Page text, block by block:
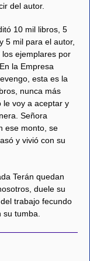
del autor.
10 mil libros, 5
5 mil para el autor,
ejemplares por
la Empresa
esta es la
nunca más
le voy a aceptar y
Señora
ese monto, se
y vivió con su
Terán quedan
duele su
trabajo fecundo
tumba.